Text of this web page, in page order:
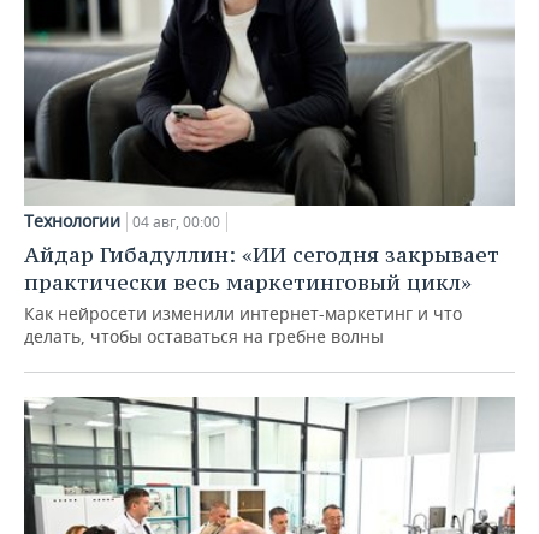
Технологии 04 авг, 00:00
Айдар Гибадуллин: «ИИ сегодня закрывает
практически весь маркетинговый цикл»
Как нейросети изменили интернет-маркетинг и что
делать, чтобы оставаться на гребне волны